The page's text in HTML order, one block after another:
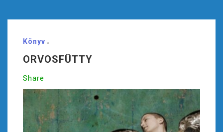
Könyv
ORVOSFÜTTY
Share